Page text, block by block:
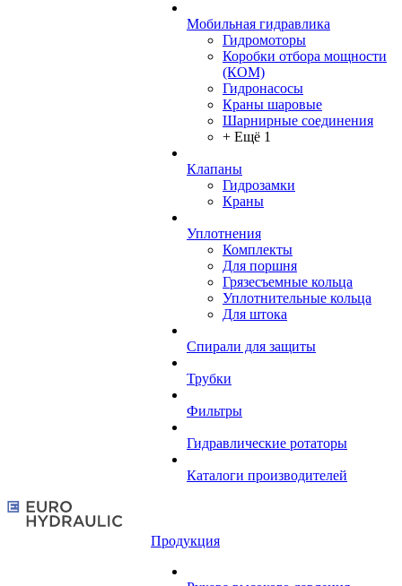
Мобильная гидравлика
Гидромоторы
Коробки отбора мощности
(КОМ)
Гидронасосы
Краны шаровые
Шарнирные соединения
+ Ещё 1
Клапаны
Гидрозамки
Краны
Уплотнения
Комплекты
Для поршня
Грязесъемные кольца
Уплотнительные кольца
Для штока
Спирали для защиты
Трубки
Фильтры
Гидравлические ротаторы
Каталоги производителей
Продукция